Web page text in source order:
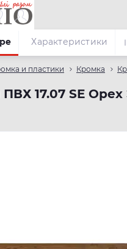
и пластики Кромка
17.07 SЕ Орех
Характеристики